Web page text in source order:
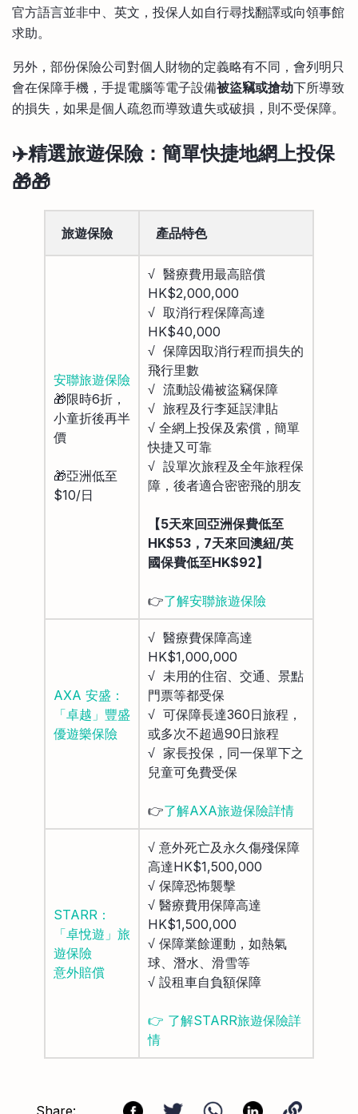
官方語言並非中、英文，投保人如自行尋找翻譯或向領事館
求助。
另外，部份保險公司對個人財物的定義略有不同，會列明只
會在保障手機，手提電腦等電子設備被盜竊或搶劫下所導致
的損失，如果是個人疏忽而導致遺失或破損，則不受保障。
✈️精選旅遊保險：簡單快捷地網上投保
🎁🎁
旅遊保險 產品特色
安聯旅遊保險
🎁限時6折，
小童折後再半
價
🎁亞洲低至
$10/日
√ 醫療費用最高賠償
HK$2,000,000
√ 取消行程保障高達
HK$40,000
√ 保障因取消行程而損失的
飛行里數
√ 流動設備被盜竊保障
√ 旅程及行李延誤津貼
√ 全網上投保及索償，簡單
快捷又可靠
√ 設單次旅程及全年旅程保
障，後者適合密密飛的朋友
【5天來回亞洲保費低至
HK$53，7天來回澳紐/英
國保費低至HK$92】
👉了解安聯旅遊保險
AXA 安盛：
「卓越」豐盛
優遊樂保險
√ 醫療費保障高達
HK$1,000,000
√ 未用的住宿、交通、景點
門票等都受保
√ 可保障長達360日旅程，
或多次不超過90日旅程
√ 家長投保，同一保單下之
兒童可免費受保
👉了解AXA旅遊保險詳情
STARR：
「卓悅遊」旅
遊保險
意外賠償
√ 意外死亡及永久傷殘保障
高達HK$1,500,000
√ 保障恐怖襲擊
√ 醫療費用保障高達
HK$1,500,000
√ 保障業餘運動，如熱氣
球、潛水、滑雪等
√ 設租車自負額保障
👉 了解STARR旅遊保險詳
情
Share: